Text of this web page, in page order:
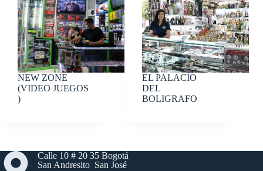
NEW ZONE
(VIDEO JUEGOS
)
EL PALACIO
DEL
BOLIGRAFO
Calle 10 # 20 35 Bogotá
San Andresito San José